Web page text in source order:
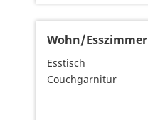
Wohn/Esszimmer
Esstisch
Couchgarnitur